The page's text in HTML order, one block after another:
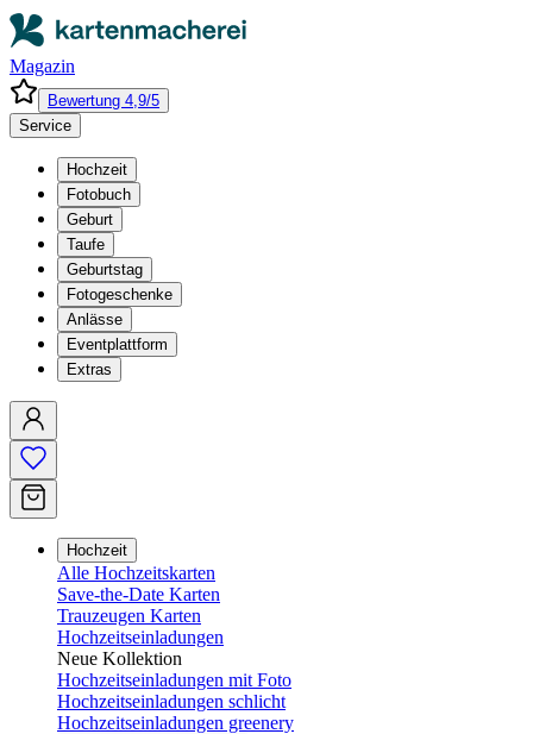
Magazin
Bewertung 4,9/5
Service
Hochzeit
Fotobuch
Geburt
Taufe
Geburtstag
Fotogeschenke
Anlässe
Eventplattform
Extras
Hochzeit
Alle Hochzeitskarten
Save-the-Date Karten
Trauzeugen Karten
Hochzeitseinladungen
Neue Kollektion
Hochzeitseinladungen mit Foto
Hochzeitseinladungen schlicht
Hochzeitseinladungen greenery